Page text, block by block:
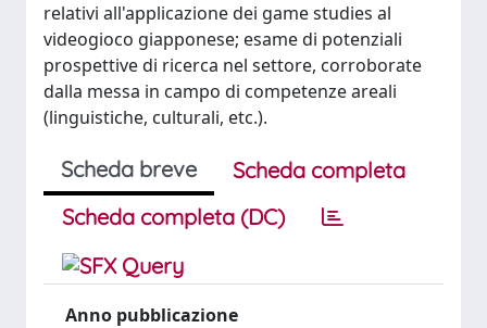
relativi all'applicazione dei game studies al
videogioco giapponese; esame di potenziali
prospettive di ricerca nel settore, corroborate
dalla messa in campo di competenze areali
(linguistiche, culturali, etc.).
Scheda breve
Scheda completa
Scheda completa (DC)
Anno pubblicazione